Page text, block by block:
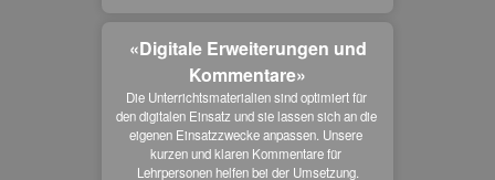
«Digitale Erweiterungen und
Kommentare»
Die Unterrichtsmaterialien sind optimiert für
den digitalen Einsatz und sie lassen sich an die
eigenen Einsatzzwecke anpassen. Unsere
kurzen und klaren Kommentare für
Lehrpersonen helfen bei der Umsetzung.